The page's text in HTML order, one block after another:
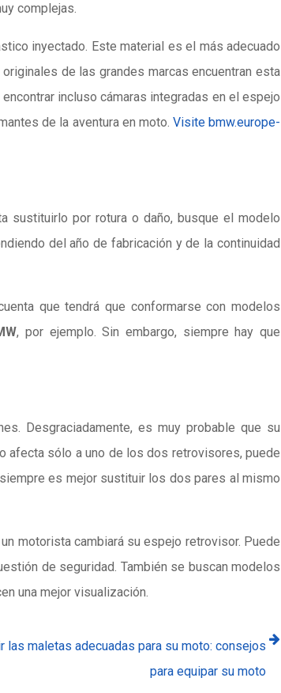
complejas.
inyectado. Este material es el más adecuado
de las grandes marcas encuentran esta
incluso cámaras integradas en el espejo
de la aventura en moto. Visite bmw.europe-
por rotura o daño, busque el modelo
del año de fabricación y de la continuidad
que tendrá que conformarse con modelos
, por ejemplo. Sin embargo, siempre hay que
Desgraciadamente, es muy probable que su
afecta sólo a uno de los dos retrovisores, puede
es mejor sustituir los dos pares al mismo
motorista cambiará su espejo retrovisor. Puede
de seguridad. También se buscan modelos
una mejor visualización.
las maletas adecuadas para su moto: consejos
para equipar su moto